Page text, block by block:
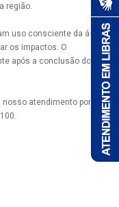
região.
uso consciente da água
os impactos. O
após a conclusão do
atendimento por